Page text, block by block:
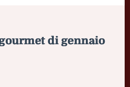
di gennaio